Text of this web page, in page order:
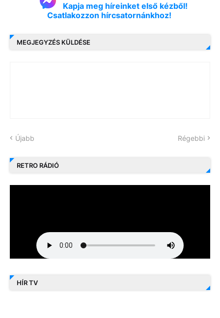
Kapja meg híreinket első kézből!
Csatlakozzon hírcsatornánkhoz!
MEGJEGYZÉS KÜLDÉSE
Újabb Régebbi
RETRO RÁDIÓ
HÍR TV